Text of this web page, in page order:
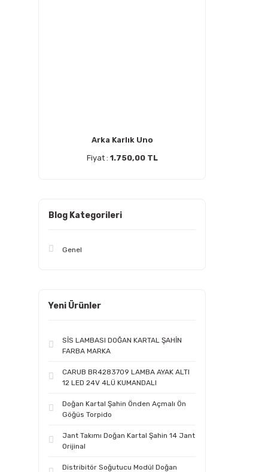
Arka Karlık Uno
Fiyat : 1.750,00 TL
Blog Kategorileri
Genel
Yeni Ürünler
SİS LAMBASI DOĞAN KARTAL ŞAHİN
FARBA MARKA
CARUB BR4283709 LAMBA AYAK ALTI
12 LED 24V 4LÜ KUMANDALI
Doğan Kartal Şahin Önden Açmalı Ön
Göğüs Torpido
Jant Takımı Doğan Kartal Şahin 14 Jant
Orijinal
Distribitör Soğutucu Modül Doğan